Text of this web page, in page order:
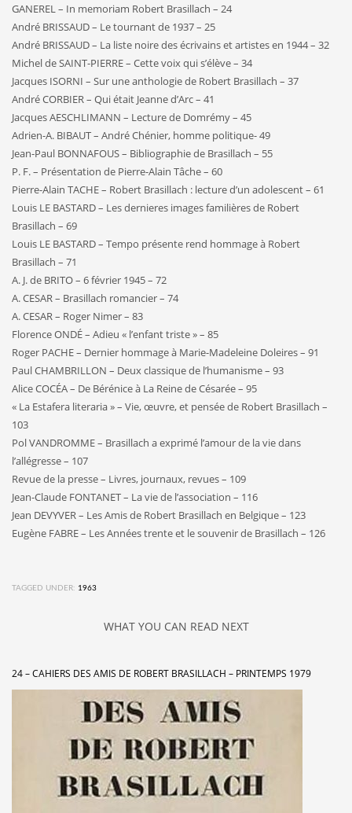
GANEREL – In memoriam Robert Brasillach – 24
André BRISSAUD – Le tournant de 1937 – 25
André BRISSAUD – La liste noire des écrivains et artistes en 1944 – 32
Michel de SAINT-PIERRE – Cette voix qui s’élève – 34
Jacques ISORNI – Sur une anthologie de Robert Brasillach – 37
André CORBIER – Qui était Jeanne d’Arc – 41
Jacques AESCHLIMANN – Lecture de Domrémy – 45
Adrien-A. BIBAUT – André Chénier, homme politique- 49
Jean-Paul BONNAFOUS – Bibliographie de Brasillach – 55
P. F. – Présentation de Pierre-Alain Tâche – 60
Pierre-Alain TACHE – Robert Brasillach : lecture d’un adolescent – 61
Louis LE BASTARD – Les dernieres images familières de Robert
Brasillach – 69
Louis LE BASTARD – Tempo présente rend hommage à Robert
Brasillach – 71
A. J. de BRITO – 6 février 1945 – 72
A. CESAR – Brasillach romancier – 74
A. CESAR – Roger Nimer – 83
Florence ONDÉ – Adieu « l’enfant triste » – 85
Roger PACHE – Dernier hommage à Marie-Madeleine Doleires – 91
Paul CHAMBRILLON – Deux classique de l’humanisme – 93
Alice COCÉA – De Bérénice à La Reine de Césarée – 95
« La Estafera literaria » – Vie, œuvre, et pensée de Robert Brasillach –
103
Pol VANDROMME – Brasillach a exprimé l’amour de la vie dans
l’allégresse – 107
Revue de la presse – Livres, journaux, revues – 109
Jean-Claude FONTANET – La vie de l’association – 116
Jean DEVYVER – Les Amis de Robert Brasillach en Belgique – 123
Eugène FABRE – Les Années trente et le souvenir de Brasillach – 126
TAGGED UNDER: 1963
WHAT YOU CAN READ NEXT
24 – CAHIERS DES AMIS DE ROBERT BRASILLACH – PRINTEMPS 1979